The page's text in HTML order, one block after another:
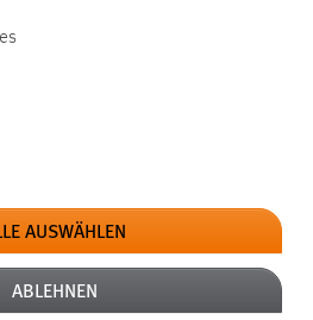
Gesundheit
DOWNLOAD-
AUSWÄHLEN
ABLEHNEN